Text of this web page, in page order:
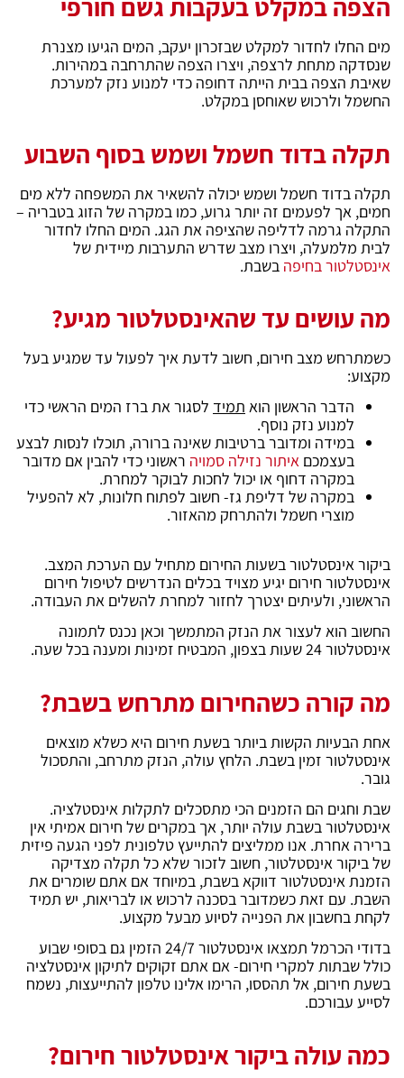
הצפה במקלט בעקבות גשם חורפי
מים החלו לחדור למקלט שבזכרון יעקב, המים הגיעו מצנרת
שנסדקה מתחת לרצפה, ויצרו הצפה שהתרחבה במהירות.
שאיבת הצפה בבית הייתה דחופה כדי למנוע נזק למערכת
החשמל ולרכוש שאוחסן במקלט.
תקלה בדוד חשמל ושמש בסוף השבוע
תקלה בדוד חשמל ושמש יכולה להשאיר את המשפחה ללא מים
חמים, אך לפעמים זה יותר גרוע, כמו במקרה של הזוג בטבריה –
התקלה גרמה לדליפה שהציפה את הגג. המים החלו לחדור
לבית מלמעלה, ויצרו מצב שדרש התערבות מיידית של
אינסטלטור בחיפה בשבת.
מה עושים עד שהאינסטלטור מגיע?
כשמתרחש מצב חירום, חשוב לדעת איך לפעול עד שמגיע בעל
מקצוע:
הדבר הראשון הוא תמיד לסגור את ברז המים הראשי כדי
למנוע נזק נוסף.
במידה ומדובר ברטיבות שאינה ברורה, תוכלו לנסות לבצע
בעצמכם איתור נזילה סמויה ראשוני כדי להבין אם מדובר
במקרה דחוף או יכול לחכות לבוקר למחרת.
במקרה של דליפת גז- חשוב לפתוח חלונות, לא להפעיל
מוצרי חשמל ולהתרחק מהאזור.
ביקור אינסטלטור בשעות החירום מתחיל עם הערכת המצב.
אינסטלטור חירום יגיע מצויד בכלים הנדרשים לטיפול חירום
הראשוני, ולעיתים יצטרך לחזור למחרת להשלים את העבודה.
החשוב הוא לעצור את הנזק המתמשך וכאן נכנס לתמונה
אינסטלטור 24 שעות בצפון, המבטיח זמינות ומענה בכל שעה.
מה קורה כשהחירום מתרחש בשבת?
אחת הבעיות הקשות ביותר בשעת חירום היא כשלא מוצאים
אינסטלטור זמין בשבת. הלחץ עולה, הנזק מתרחב, והתסכול
גובר.
שבת וחגים הם הזמנים הכי מתסכלים לתקלות אינסטלציה.
אינסטלטור בשבת עולה יותר, אך במקרים של חירום אמיתי אין
ברירה אחרת. אנו ממליצים להתייעץ טלפונית לפני הגעה פיזית
של ביקור אינסטלטור, חשוב לזכור שלא כל תקלה מצדיקה
הזמנת אינסטלטור דווקא בשבת, במיוחד אם אתם שומרים את
השבת. עם זאת כשמדובר בסכנה לרכוש או לבריאות, יש תמיד
לקחת בחשבון את הפנייה לסיוע מבעל מקצוע.
בדודי הכרמל תמצאו אינסטלטור 24/7 הזמין גם בסופי שבוע
כולל שבתות למקרי חירום- אם אתם זקוקים לתיקון אינסטלציה
בשעת חירום, אל תהססו, הרימו אלינו טלפון להתייעצות, נשמח
לסייע עבורכם.
כמה עולה ביקור אינסטלטור חירום?